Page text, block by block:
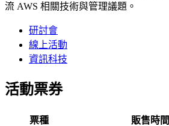
流 AWS 相關技術與管理議題。
研討會
線上活動
資訊科技
活動票券
票種 販售時間